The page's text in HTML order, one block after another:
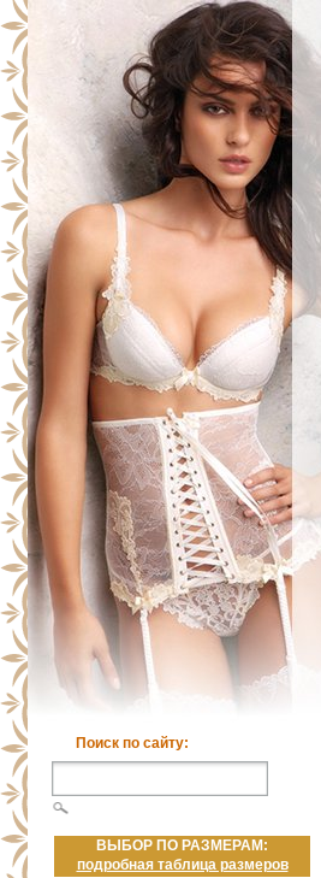
Поиск по сайту:
ВЫБОР ПО РАЗМЕРАМ:
подробная таблица размеров